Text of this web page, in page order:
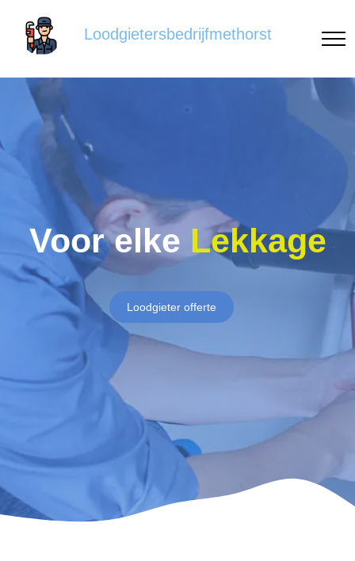
Loodgietersbedrijfmethorst
Voor elke Lekkage
Loodgieter offerte